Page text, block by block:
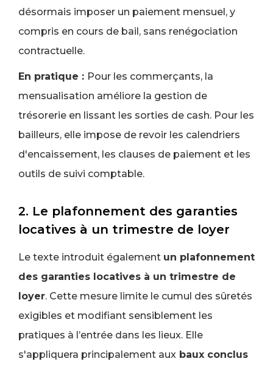
désormais imposer un paiement mensuel, y
compris en cours de bail, sans renégociation
contractuelle.
En pratique : Pour les commerçants, la
mensualisation améliore la gestion de
trésorerie en lissant les sorties de cash. Pour les
bailleurs, elle impose de revoir les calendriers
d'encaissement, les clauses de paiement et les
outils de suivi comptable.
2. Le plafonnement des garanties
locatives à un trimestre de loyer
Le texte introduit également un plafonnement
des garanties locatives à un trimestre de
loyer. Cette mesure limite le cumul des sûretés
exigibles et modifiant sensiblement les
pratiques à l’entrée dans les lieux. Elle
s'appliquera principalement aux baux conclus